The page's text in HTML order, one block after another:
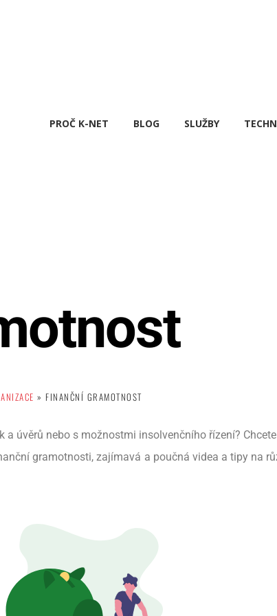
PROČ K-NET BLOG SLUŽBY
» FINANČNÍ GRAMOTNOST
úvěrů nebo s možnostmi insolvenčního řízení?
gramotnosti, zajímavá a poučná videa a tipy na